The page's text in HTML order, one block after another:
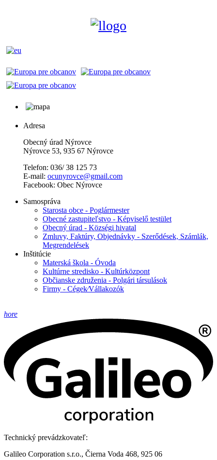
Adresa
Obecný úrad Nýrovce
Nýrovce 53, 935 67 Nýrovce
Telefon: 036/ 38 125 73
E-mail: ocunyrovce@gmail.com
Facebook: Obec Nýrovce
Samospráva
Starosta obce - Poglármester
Obecné zastupiteľstvo - Képviselő testület
Obecný úrad - Községi hivatal
Zmluvy, Faktúry, Objednávky - Szerődések, Számlák,
Megrendelések
Inštitúcie
Materská škola - Óvoda
Kultúrne stredisko - Kultúrközpont
Občianske združenia - Polgári társulások
Firmy - Cégek⁄Vállakozók
hore
Technický prevádzkovateľ:
Galileo Corporation s.r.o., Čierna Voda 468, 925 06